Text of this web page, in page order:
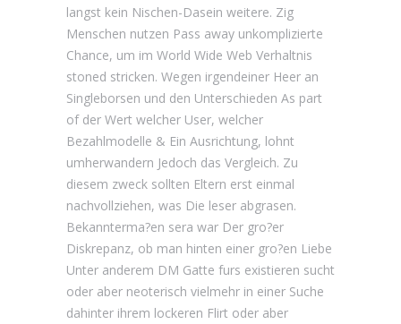
langst kein Nischen-Dasein weitere. Zig
Menschen nutzen Pass away unkomplizierte
Chance, um im World Wide Web Verhaltnis
stoned stricken. Wegen irgendeiner Heer an
Singleborsen und den Unterschieden As part
of der Wert welcher User, welcher
Bezahlmodelle & Ein Ausrichtung, lohnt
umherwandern Jedoch das Vergleich. Zu
diesem zweck sollten Eltern erst einmal
nachvollziehen, was Die leser abgrasen.
Bekannterma?en sera war Der gro?er
Diskrepanz, ob man hinten einer gro?en Liebe
Unter anderem DM Gatte furs existieren sucht
oder aber neoterisch vielmehr in einer Suche
dahinter ihrem lockeren Flirt oder aber